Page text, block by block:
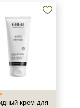
крем для